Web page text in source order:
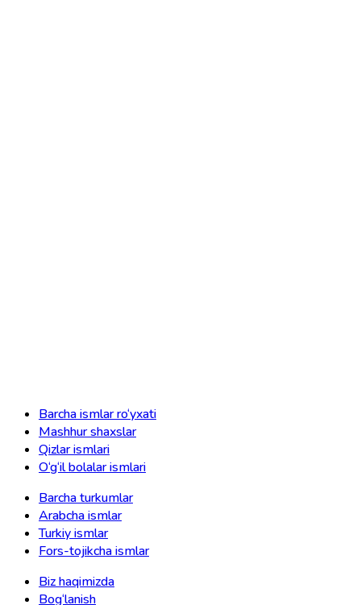
Barcha ismlar ro‘yxati
Mashhur shaxslar
Qizlar ismlari
O‘g‘il bolalar ismlari
Barcha turkumlar
Arabcha ismlar
Turkiy ismlar
Fors-tojikcha ismlar
Biz haqimizda
Bog‘lanish